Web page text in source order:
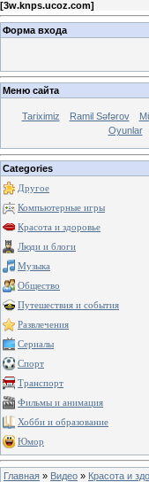
[3w.knps.ucoz.com]
Форма входа
Меню сайта
Tariximiz Ramil Səfərov
Oyunlar
Categories
Другое
Компьютерные игры
Красота и здоровье
Люди и блоги
Музыка
Общество
Путешествия и события
Развлечения
Сериалы
Спорт
Транспорт
Фильмы и анимация
Хобби и образование
Юмор
Главная » Видео » Красота и